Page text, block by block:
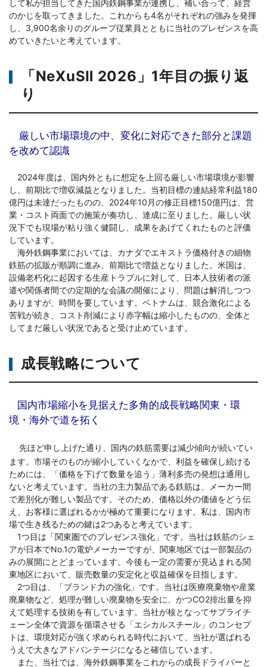
して私が担当してきた国内鉄鋼事業が連携し、補い合って、経営
のかじを取ってきました。これからも4名がそれぞれの強みを発揮
し、3,900名余りのグループ従業員とともに当社のプレゼンスを高
めていきたいと考えています。
「NeXuSⅡ 2026」1年目の振り返
り
厳しい市場環境の中、変化に対応できた部分と課題
を改めて認識
2024年度は、国内外ともに想定を上回る厳しい市場環境が影響
し、前期比で増収減益となりました。当初目標の連結経常利益180
億円は未達だったものの、2024年10月の修正目標150億円は、営
業・コスト両面での施策が奏功し、達成に至りました。厳しい状
況下でも現場が粘り強く健闘し、成果をあげてくれたものと評価
しています。
海外鉄鋼事業においては、カナダでエキストラ価格付きの細物
鉄筋の拡販が順調に進み、前期比で増益となりました。米国は、
設備老朽化に起因する生産トラブルに対して、日本人技術者の派
遣や関係者間での定期的な会議の開催により、問題は解消しつつ
ありますが、時間を要しています。ベトナムは、競合激化による
苦戦が続き、コスト削減により赤字幅は縮小したものの、全体と
してまだ厳しい状況であると受け止めています。
成長戦略について
国内市場縮小を見据えた多角的成長戦略関東・環
境・海外で道を拓く
先ほど申し上げた通り、国内の鉄筋需要は減少傾向が続いてい
ます。市場そのものが縮小していくなかで、利益を確保し続ける
ためには、「価格を下げて数量を追う」薄利多売の発想は通用し
ないと考えています。当社の主力製品である鉄筋は、メーカー間
で差別化が難しい製品です。そのため、価格以外の価値をどう伝
え、お客様に選ばれるかが極めて重要になります。私は、国内市
場で生き残るための鍵は2つあると考えています。
1つ目は「関東圏でのプレゼンス強化」です。当社は鉄筋のシェ
アが日本でNo.1の電炉メーカーですが、関東地区では一部製品の
みの展開にとどまっています。今後も一定の需要が見込まれる関
東地区において、販売数量の安定化と収益確保を目指します。
2つ目は、「ブランド力の強化」です。当社は医療廃棄物や産業
廃棄物など、処理が難しい廃棄物を安全に、かつCO2排出量を抑
えて処理する技術を有しています。当社が核となってサプライチ
ェーン全体で資源を循環させる「エシカルスチール」のコンセプ
トは、環境対応が強く求められる時代において、当社が選ばれる
うえで大きなアドバンテージになると確信しています。
また、当社では、海外鉄鋼事業をこれからの成長ドライバーと